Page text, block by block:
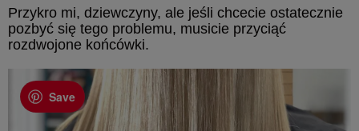
Przykro mi, dziewczyny, ale jeśli chcecie ostatecznie
pozbyć się tego problemu, musicie przyciąć
rozdwojone końcówki.
Save